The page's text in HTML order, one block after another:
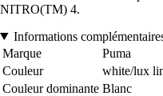
NITRO(TM) 4.
Informations
Marque
Puma
Couleur
white/lux
Couleur dominante Blanc